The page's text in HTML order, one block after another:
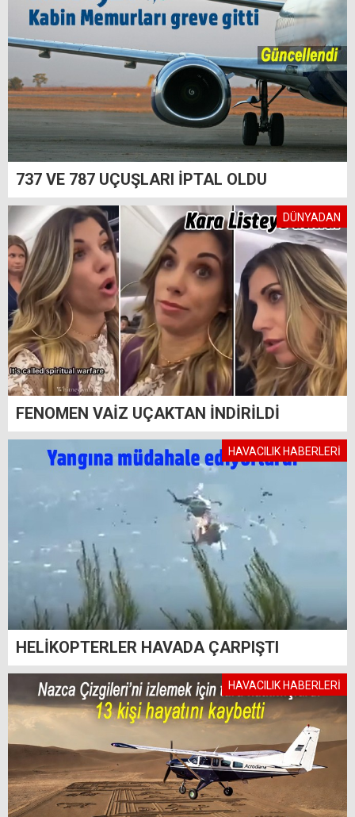
737 VE 787 UÇUŞLARI İPTAL OLDU
DÜNYADAN
FENOMEN VAİZ UÇAKTAN İNDİRİLDİ
HAVACILIK HABERLERİ
HELİKOPTERLER HAVADA ÇARPIŞTI
HAVACILIK HABERLERİ